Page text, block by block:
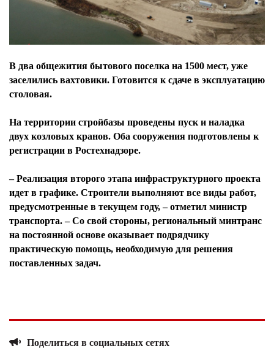
В два общежития бытового поселка на 1500 мест, уже
заселились вахтовики. Готовится к сдаче в эксплуатацию
столовая.
На территории стройбазы проведены пуск и наладка
двух козловых кранов. Оба сооружения подготовлены к
регистрации в Ростехнадзоре.
– Реализация второго этапа инфраструктурного проекта
идет в графике. Строители выполняют все виды работ,
предусмотренные в текущем году, – отметил министр
транспорта. – Со свой стороны, региональный минтранс
на постоянной основе оказывает подрядчику
практическую помощь, необходимую для решения
поставленных задач.
Поделиться в социальных сетях